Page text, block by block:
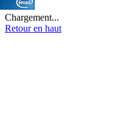
Chargement...
Retour en haut